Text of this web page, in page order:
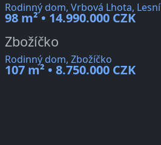
Rodinný dom, Vrbová Lhota, Lesní
98 m² • 14.990.000 CZK
Zbožíčko
Rodinný dom, Zbožíčko
107 m² • 8.750.000 CZK